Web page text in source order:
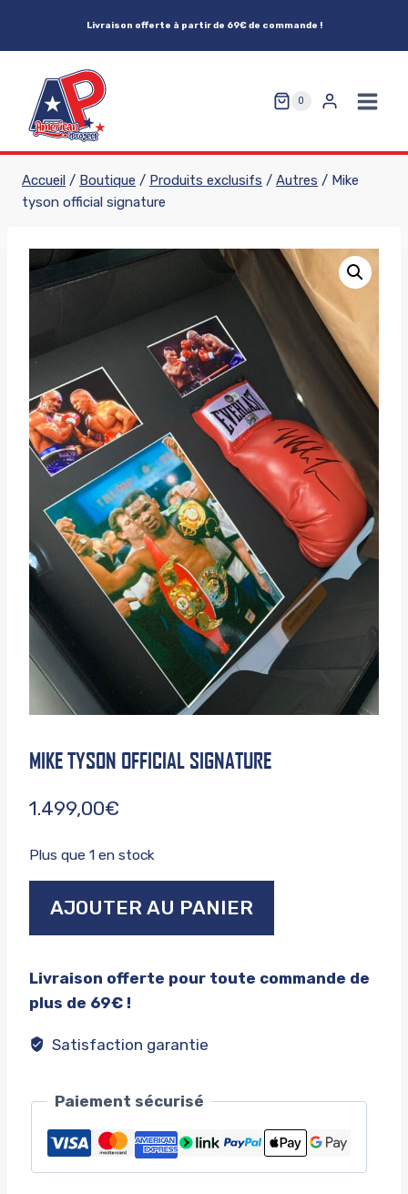
Livraison offerte à partir de 69€ de commande !
0
Accueil / Boutique / Produits exclusifs / Autres / Mike
tyson official signature
MIKE TYSON OFFICIAL SIGNATURE
1.499,00€
Plus que 1 en stock
Mike
signature
AJOUTER AU PANIER
Livraison offerte pour toute commande de
plus de 69€ !
Satisfaction garantie
Paiement sécurisé